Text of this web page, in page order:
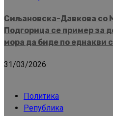
Сиљановска-Давкова со
Подгорица се пример за
мора да биде по еднакви
31/03/2026
Политика
Република